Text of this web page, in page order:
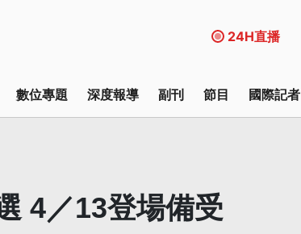
24H直播
數位專題 深度報導 副刊 節目 國際記者
4／13登場備受